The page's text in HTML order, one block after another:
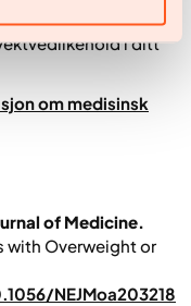
støtter
i ditt
om medisinsk
of Medicine.
with Overweight or
NEJMoa203218